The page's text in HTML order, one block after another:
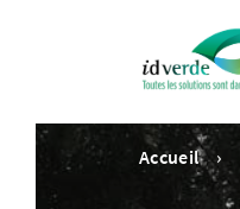
Accueil